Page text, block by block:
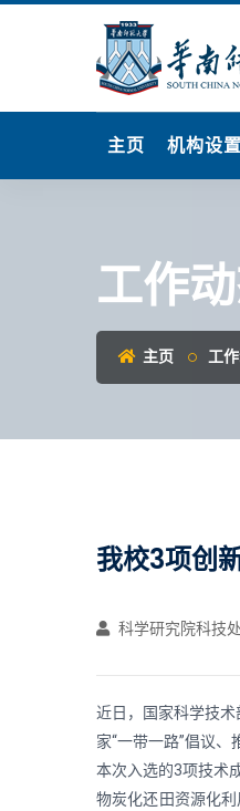
主页 机构设置
工作
主页 工
我校3项创
科学研究院科技处
近日，国家科学技
家“一带一路”倡议
本次入选的3项技术
物炭化还田资源化